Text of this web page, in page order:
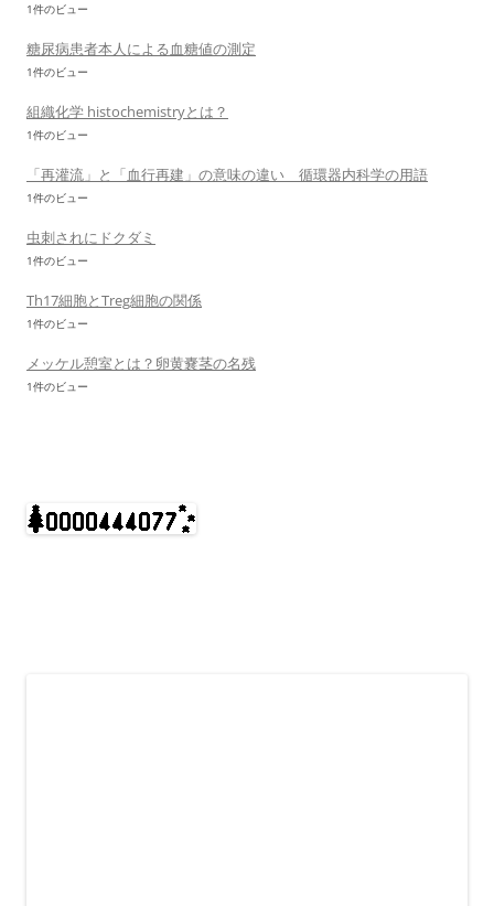
1件のビュー
糖尿病患者本人による血糖値の測定
1件のビュー
組織化学 histochemistryとは？
1件のビュー
「再灌流」と「血行再建」の意味の違い 循環器内科学の用語
1件のビュー
虫刺されにドクダミ
1件のビュー
Th17細胞とTreg細胞の関係
1件のビュー
メッケル憩室とは？卵黄嚢茎の名残
1件のビュー